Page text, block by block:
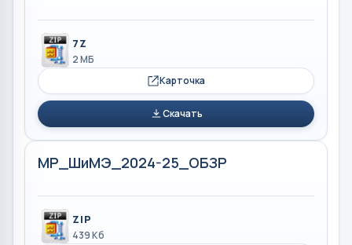
7Z
2 МБ
Карточка
Скачать
МР_ШиМЭ_2024-25_ОБЗР
ZIP
439 Кб